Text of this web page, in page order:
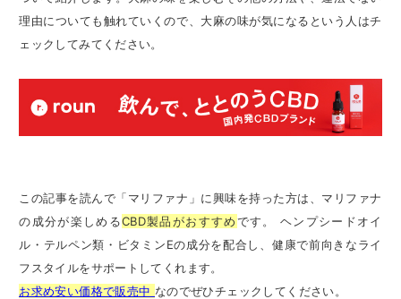
理由についても触れていくので、大麻の味が気になるという人はチ
ェックしてみてください。
この記事を読んで「マリファナ」に興味を持った方は、マリファナ
の成分が楽しめるCBD製品がおすすめです。 ヘンプシードオイ
ル・テルペン類・ビタミンEの成分を配合し、健康で前向きなライ
フスタイルをサポートしてくれます。
お求め安い価格で販売中 なのでぜひチェックしてください。